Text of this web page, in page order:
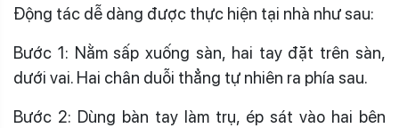
Động tác dễ dàng được thực hiện tại nhà như sau:
Bước 1: Nằm sấp xuống sàn, hai tay đặt trên sàn,
dưới vai. Hai chân duỗi thẳng tự nhiên ra phía sau.
Bước 2: Dùng bàn tay làm trụ, ép sát vào hai bên